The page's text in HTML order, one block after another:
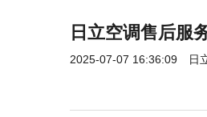
日立空调售后服
2025-07-07 16:36:09 日